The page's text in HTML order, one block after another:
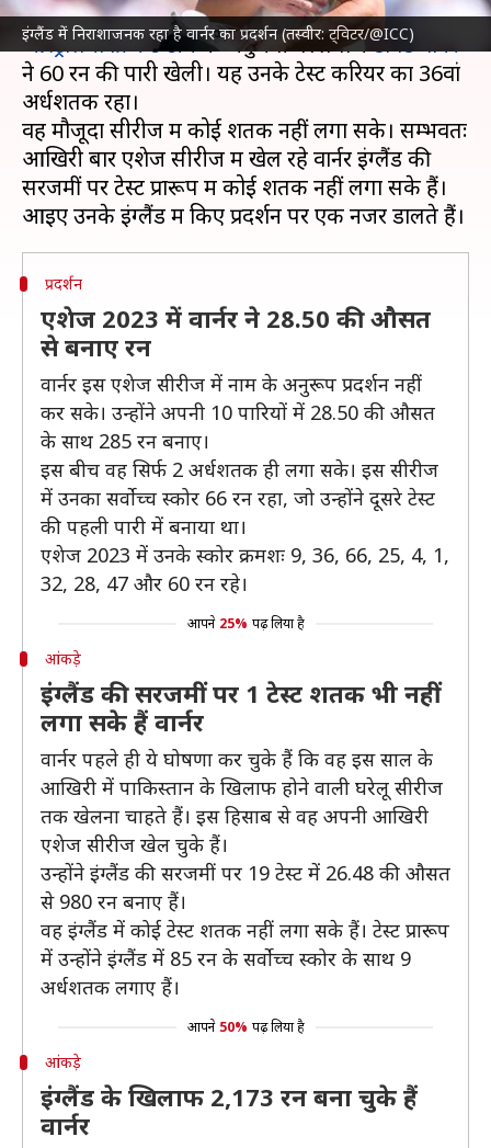
इंग्लैंड में निराशाजनक रहा है वार्नर का प्रदर्शन (तस्वीर: ट्विटर/@ICC)
एशेज 2023 के पांचवें टेस्ट की अपनी आखिरी पारी में
ऑस्ट्रेलिया क्रिकेट टीमके अनुभवी बल्लेबाजडेविड वार्नर
ने 60 रन की पारी खेली। यह उनके टेस्ट करियर का 36वां
अर्धशतक रहा।
वह मौजूदा सीरीज में कोई शतक नहीं लगा सके। सम्भवतः
आखिरी बार एशेज सीरीज में खेल रहे वार्नर इंग्लैंड की
सरजमीं पर टेस्ट प्रारूप में कोई शतक नहीं लगा सके हैं।
प्रदर्शन
एशेज 2023 में वार्नर ने 28.50 की औसत
से बनाए रन
वार्नर इस एशेज सीरीज में नाम के अनुरूप प्रदर्शन नहीं
कर सके। उन्होंने अपनी 10 पारियों में 28.50 की औसत
के साथ 285 रन बनाए।
इस बीच वह सिर्फ 2 अर्धशतक ही लगा सके। इस सीरीज
में उनका सर्वोच्च स्कोर 66 रन रहा, जो उन्होंने दूसरे टेस्ट
की पहली पारी में बनाया था।
एशेज 2023 में उनके स्कोर क्रमशः 9, 36, 66, 25, 4, 1,
32, 28, 47 और 60 रन रहे।
आपने 25% पढ़ लिया है
आंकड़े
इंग्लैंड की सरजमीं पर 1 टेस्ट शतक भी नहीं
लगा सके हैं वार्नर
वार्नर पहले ही ये घोषणा कर चुके हैं कि वह इस साल के
आखिरी में पाकिस्तान के खिलाफ होने वाली घरेलू सीरीज
तक खेलना चाहते हैं। इस हिसाब से वह अपनी आखिरी
एशेज सीरीज खेल चुके हैं।
उन्होंने इंग्लैंड की सरजमीं पर 19 टेस्ट में 26.48 की औसत
से 980 रन बनाए हैं।
वह इंग्लैंड में कोई टेस्ट शतक नहीं लगा सके हैं। टेस्ट प्रारूप
में उन्होंने इंग्लैंड में 85 रन के सर्वोच्च स्कोर के साथ 9
अर्धशतक लगाए हैं।
आपने 50% पढ़ लिया है
आंकड़े
इंग्लैंड के खिलाफ 2,173 रन बना चुके हैं
वार्नर